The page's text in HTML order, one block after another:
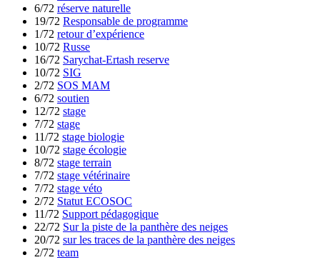
6/72 réserve naturelle
19/72 Responsable de programme
1/72 retour d’expérience
10/72 Russe
16/72 Sarychat-Ertash reserve
10/72 SIG
2/72 SOS MAM
6/72 soutien
12/72 stage
7/72 stage
11/72 stage biologie
10/72 stage écologie
8/72 stage terrain
7/72 stage vétérinaire
7/72 stage véto
2/72 Statut ECOSOC
11/72 Support pédagogique
22/72 Sur la piste de la panthère des neiges
20/72 sur les traces de la panthère des neiges
2/72 team